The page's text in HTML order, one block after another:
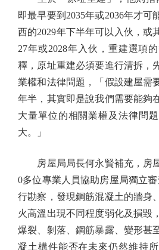
即最早要到2035年或2036年才可
西的2029年下半年可以入伙，或
27年或2028年入伙，重建選項
釋，原址重建必須要進行清拆，
業權和法律問題，「假設建屋需
年半，其實即是說我們需要能夠
大量單位的相關業權及法律問
大。」
房屋局局長何永賢補充，房
0多位專業人員協助房屋局獨立
行勘察，發現鋼筋混凝土的牆身
火高溫出現不同程度弱化及損毀
爆裂、剝落、鋼筋暴露、變形甚
凝土構件能否在未來仍然維持